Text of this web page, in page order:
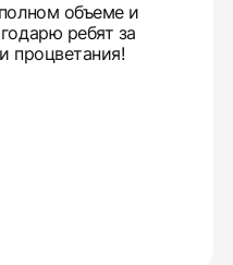
объеме и
ребят за
процветания!